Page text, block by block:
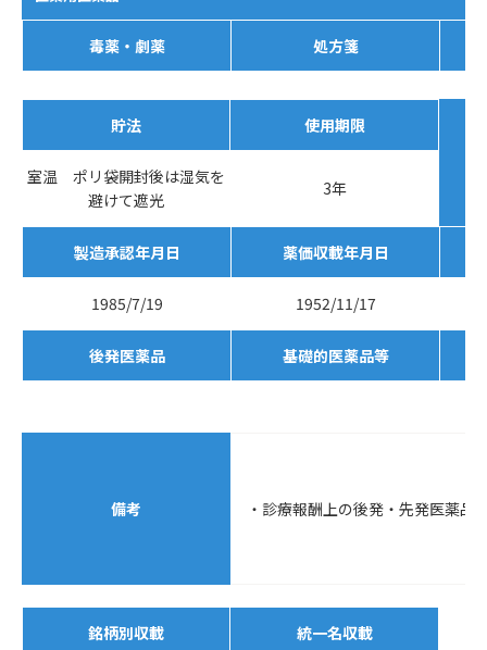
毒薬・劇薬 処方箋
貯法 使用期限
室温 ポリ袋開封後は湿気を
避けて遮光
3年
製造承認年月日 薬価収載年月日
1985/7/19 1952/11/17
後発医薬品 基礎的医薬品等
備考 ・診療報酬上の後発・先発医薬品
銘柄別収載 統一名収載